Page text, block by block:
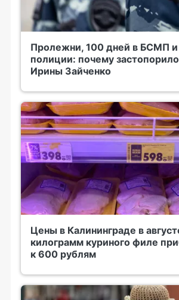
Пролежни, 100 дней в БСМП и
полиции: почему
Ирины Зайченко
Цены в Калининграде в
килограмм куриного филе
к 600 рублям